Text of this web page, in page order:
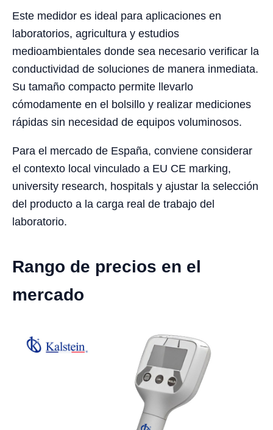
Este medidor es ideal para aplicaciones en
laboratorios, agricultura y estudios
medioambientales donde sea necesario verificar la
conductividad de soluciones de manera inmediata.
Su tamaño compacto permite llevarlo
cómodamente en el bolsillo y realizar mediciones
rápidas sin necesidad de equipos voluminosos.
Para el mercado de España, conviene considerar
el contexto local vinculado a EU CE marking,
university research, hospitals y ajustar la selección
del producto a la carga real de trabajo del
laboratorio.
Rango de precios en el
mercado